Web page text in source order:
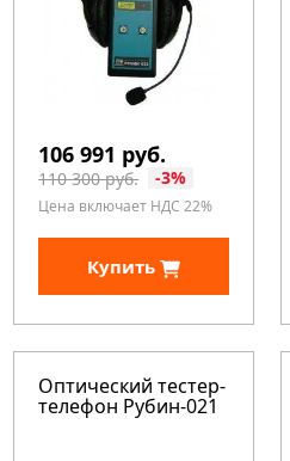
106 991 руб.
110 300 руб. -3%
Цена включает НДС 22%
Купить
Оптический тестер-
телефон Рубин-021